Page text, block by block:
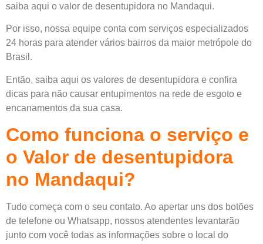
saiba aqui o valor de desentupidora no Mandaqui.
Por isso, nossa equipe conta com serviços especializados
24 horas para atender vários bairros da maior metrópole do
Brasil.
Então, saiba aqui os valores de desentupidora e confira
dicas para não causar entupimentos na rede de esgoto e
encanamentos da sua casa.
Como funciona o serviço e
o Valor de desentupidora
no Mandaqui?
Tudo começa com o seu contato. Ao apertar uns dos botões
de telefone ou Whatsapp, nossos atendentes levantarão
junto com você todas as informações sobre o local do